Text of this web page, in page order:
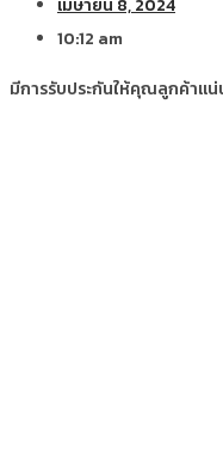
เมษายน 8, 2024
10:12 am
มีการรับประกันให้คุณลูกค้าแ